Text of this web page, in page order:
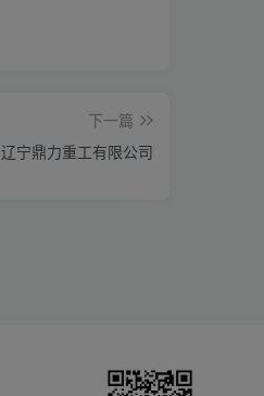
下一篇
辽宁鼎力重工有限公司